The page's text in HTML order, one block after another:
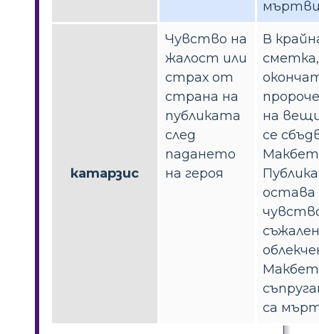
катарзис
Чувство на
жалост или
страх от
страна на
публиката
след
падането
на героя
В
сметка,
на
се
остава
са